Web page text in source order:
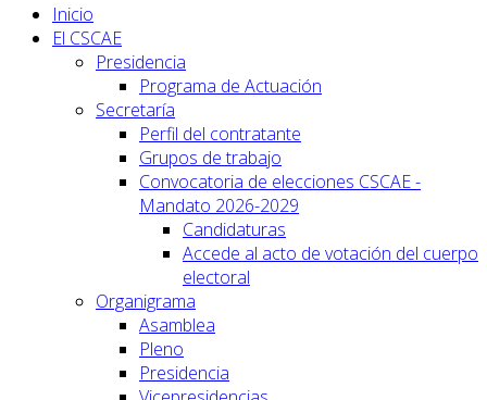
Inicio
El CSCAE
Presidencia
Programa de Actuación
Secretaría
Perfil del contratante
Grupos de trabajo
Convocatoria de elecciones CSCAE -
Mandato 2026-2029
Candidaturas
Accede al acto de votación del cuerpo
electoral
Organigrama
Asamblea
Pleno
Presidencia